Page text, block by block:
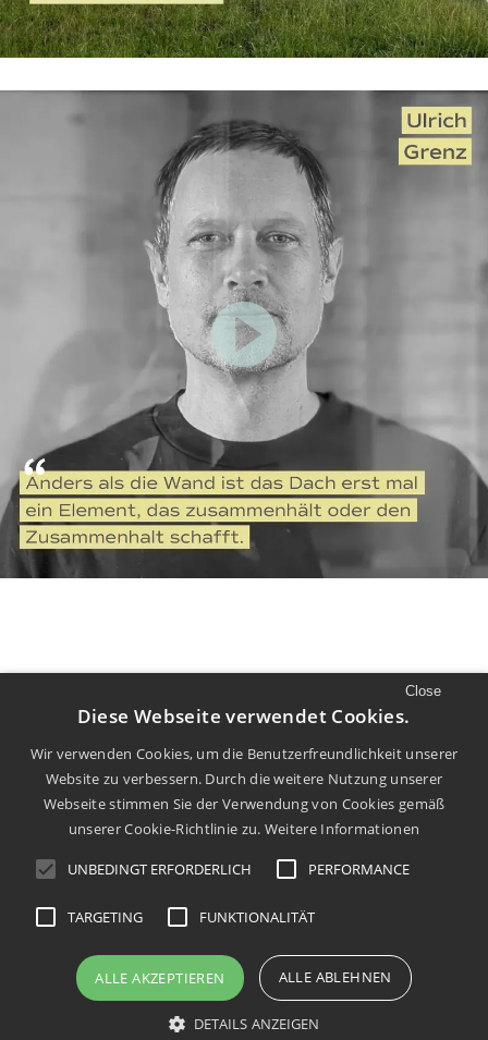
LUST AUF MEHR
Mehr Filme und Diskurs finden Sie auf
unseremYoutubeKanal.
info@dachkult.de
Datenschutz
Close
Diese Webseite verwendet Cookies.
Wir verwenden Cookies, um die Benutzerfreundlichkeit unserer
Website zu verbessern. Durch die weitere Nutzung unserer
Webseite stimmen Sie der Verwendung von Cookies gemäß
unserer Cookie-Richtlinie zu. Weitere Informationen
UNBEDINGT ERFORDERLICH PERFORMANCE
TARGETING FUNKTIONALITÄT
ALLE AKZEPTIEREN ALLE ABLEHNEN
DETAILS ANZEIGEN